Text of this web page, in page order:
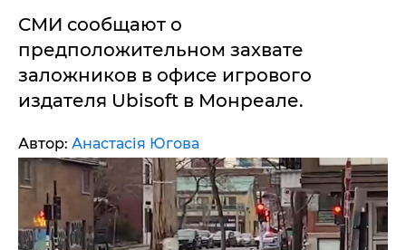
СМИ сообщают о
предположительном захвате
заложников в офисе игрового
издателя Ubisoft в Монреале.
Автор: Анастасія Югова